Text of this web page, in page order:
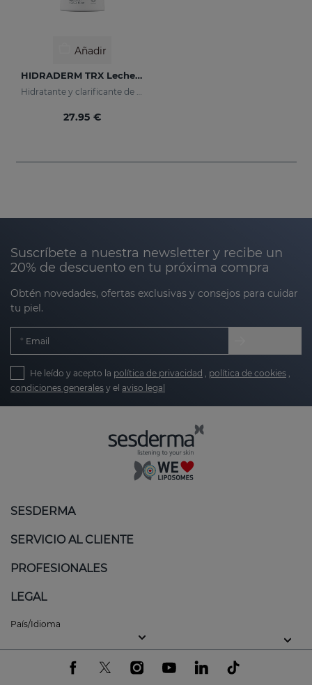
Añadir
HIDRADERM TRX Leche Corporal
27.95 €
Suscríbete a nuestra newsletter y recibe un
20% de descuento en tu próxima compra
Obtén novedades, ofertas exclusivas y consejos para cuidar
tu piel.
Email
He leído y acepto la política de privacidad política de cookies
condiciones generales y el aviso legal
SESDERMA
SERVICIO AL CLIENTE
PROFESIONALES
LEGAL
País/Idioma